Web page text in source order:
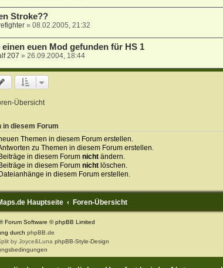
Stroke??
» 08.02.2005, 21:32
einen euen Mod gefunden für HS 1
207 » 26.09.2004, 18:44
Übersicht
in diesem Forum
Themen in diesem Forum erstellen.
zu Themen in diesem Forum erstellen.
in diesem Forum nichtändern.
in diesem Forum nichtlöschen.
in diesem Forum erstellen.
Hauptseite Foren-Übersicht
Forum Software © phpBB Limited
durch phpBB.de
by Joyce&Luna phpBB-Style-Design